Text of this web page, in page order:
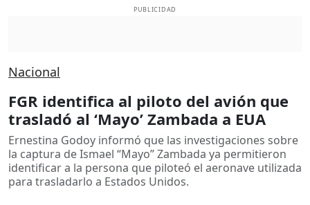
PUBLICIDAD
Nacional
FGR identifica al piloto del avión que
trasladó al ‘Mayo’ Zambada a EUA
Ernestina Godoy informó que las investigaciones sobre
la captura de Ismael “Mayo” Zambada ya permitieron
identificar a la persona que piloteó el aeronave utilizada
para trasladarlo a Estados Unidos.